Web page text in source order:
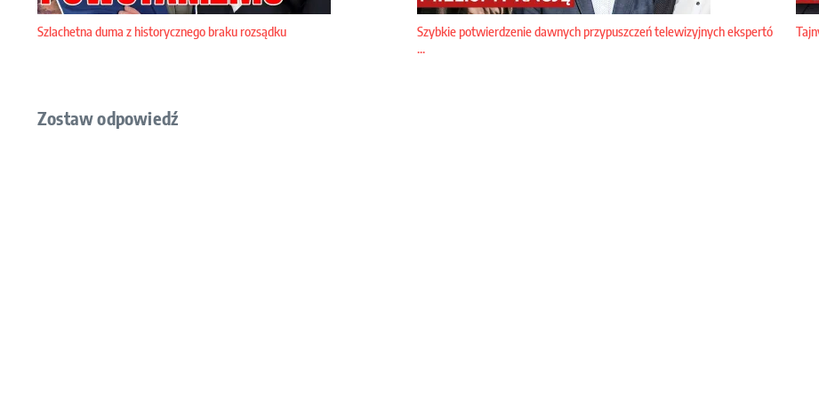
Szlachetna duma z historycznego braku rozsądku
Szybkie potwierdzenie dawnych przypuszczeń telewizyjnych ekspertó
...
Zostaw odpowiedź